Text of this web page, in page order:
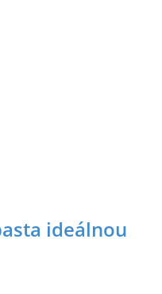
ideálnou